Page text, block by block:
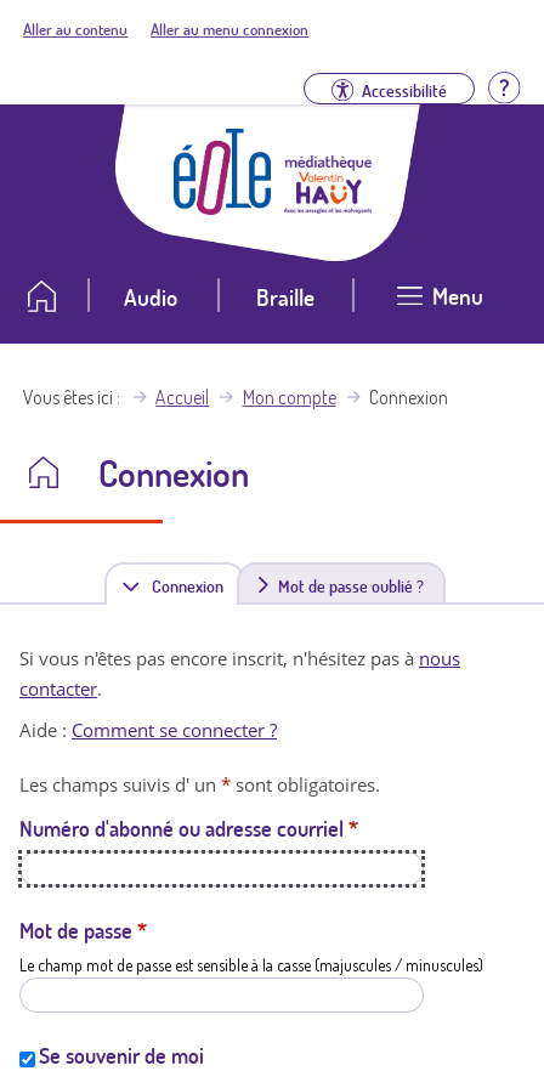
Aller au contenu Aller au menu connexion
Accessibilité
Audio Braille Menu
Vous êtes ici Accueil Mon compte Connexion
Connexion
Connexion(
n
t
a
t
i
Mot de passe oublié ?
Si vous n'êtes pas encore inscrit, n'hésitez pas à nous
contacter.
Aide : Comment se connecter ?
Les champs suivis d' un * sont obligatoires.
Numéro d'abonné ou adresse courriel *
Mot de passe *
Le champ mot de passe est sensible à la casse (majuscules / minuscules)
Se souvenir de moi